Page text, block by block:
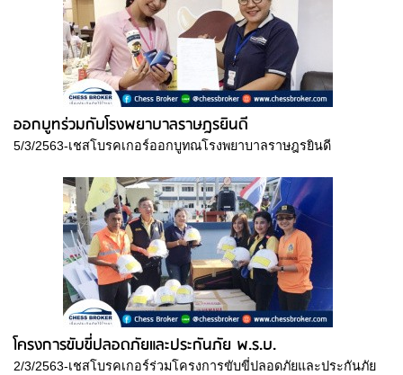
ออกบูทร่วมกับโรงพยาบาลราษฎรยินดี
5/3/2563-เชสโบรคเกอร์ออกบูทณโรงพยาบาลราษฎรยินดี
โครงการขับขี่ปลอดภัยและประกันภัย พ.ร.บ.
2/3/2563-เชสโบรคเกอร์ร่วมโครงการขับขี่ปลอดภัยและประกันภัย